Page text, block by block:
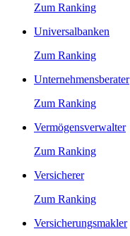
Zum Ranking
Universalbanken
Zum Ranking
Unternehmensberater
Zum Ranking
Vermögensverwalter
Zum Ranking
Versicherer
Zum Ranking
Versicherungsmakler